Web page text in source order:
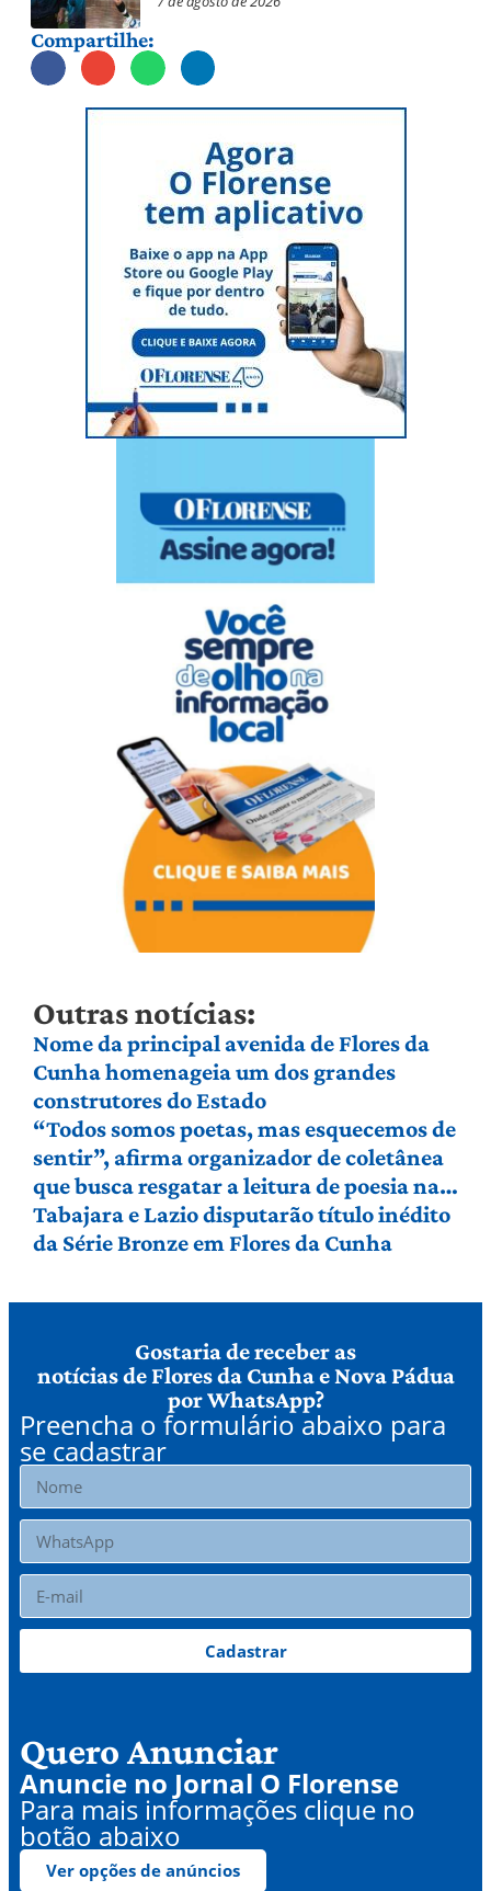
Compartilhe:
Outras notícias:
Nome da principal avenida de Flores da
Cunha homenageia um dos grandes
construtores do Estado
“Todos somos poetas, mas esquecemos de
sentir”, afirma organizador de coletânea
que busca resgatar a leitura de poesia na
Serra Gaúcha
Tabajara e Lazio disputarão título inédito
da Série Bronze em Flores da Cunha
Gostaria de receber as
notícias de Flores da Cunha e Nova Pádua
por WhatsApp?
Preencha o formulário abaixo para
se cadastrar
Cadastrar
Quero Anunciar
Anuncie no Jornal O Florense
Para mais informações clique no
botão abaixo
Ver opções de anúncios